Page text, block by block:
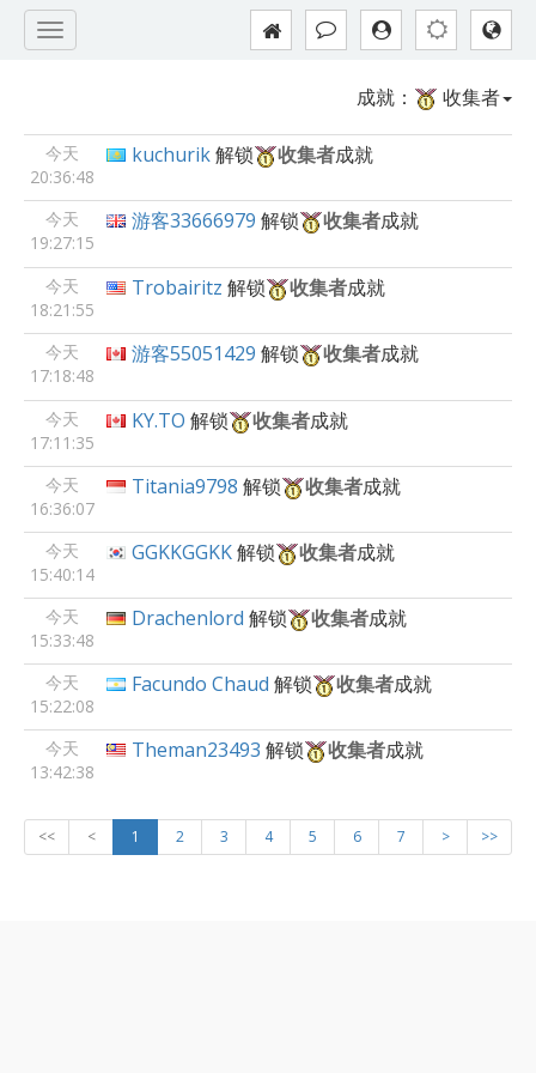
成就： 收集者
今天
20:36:48
kuchurik解锁 收集者成就
今天
19:27:15
游客33666979 解锁 收集者成就
今天
18:21:55
Trobairitz 解锁 收集者成就
今天
17:18:48
游客55051429 解锁 收集者成就
今天
17:11:35
KY.TO 解锁 收集者成就
今天
16:36:07
Titania9798 解锁 收集者成就
今天
15:40:14
GGKKGGKK解锁 收集者成就
今天
15:33:48
Drachenlord 解锁 收集者成就
今天
15:22:08
Facundo Chaud 解锁 收集者成就
今天
13:42:38
Theman23493 解锁 收集者成就
<< < 1 2 3 4 5 6 7 > >>